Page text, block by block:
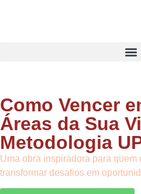
Como Vencer
Áreas da Sua
Metodologia
Uma obra inspiradora para
transformar desafios em